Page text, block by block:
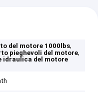
del motore 1000lbs,
pieghevoli del motore,
idraulica del motore